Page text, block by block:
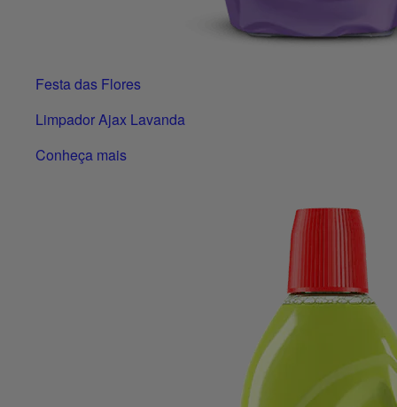
Festa das Flores
Limpador Ajax Lavanda
Conheça mais